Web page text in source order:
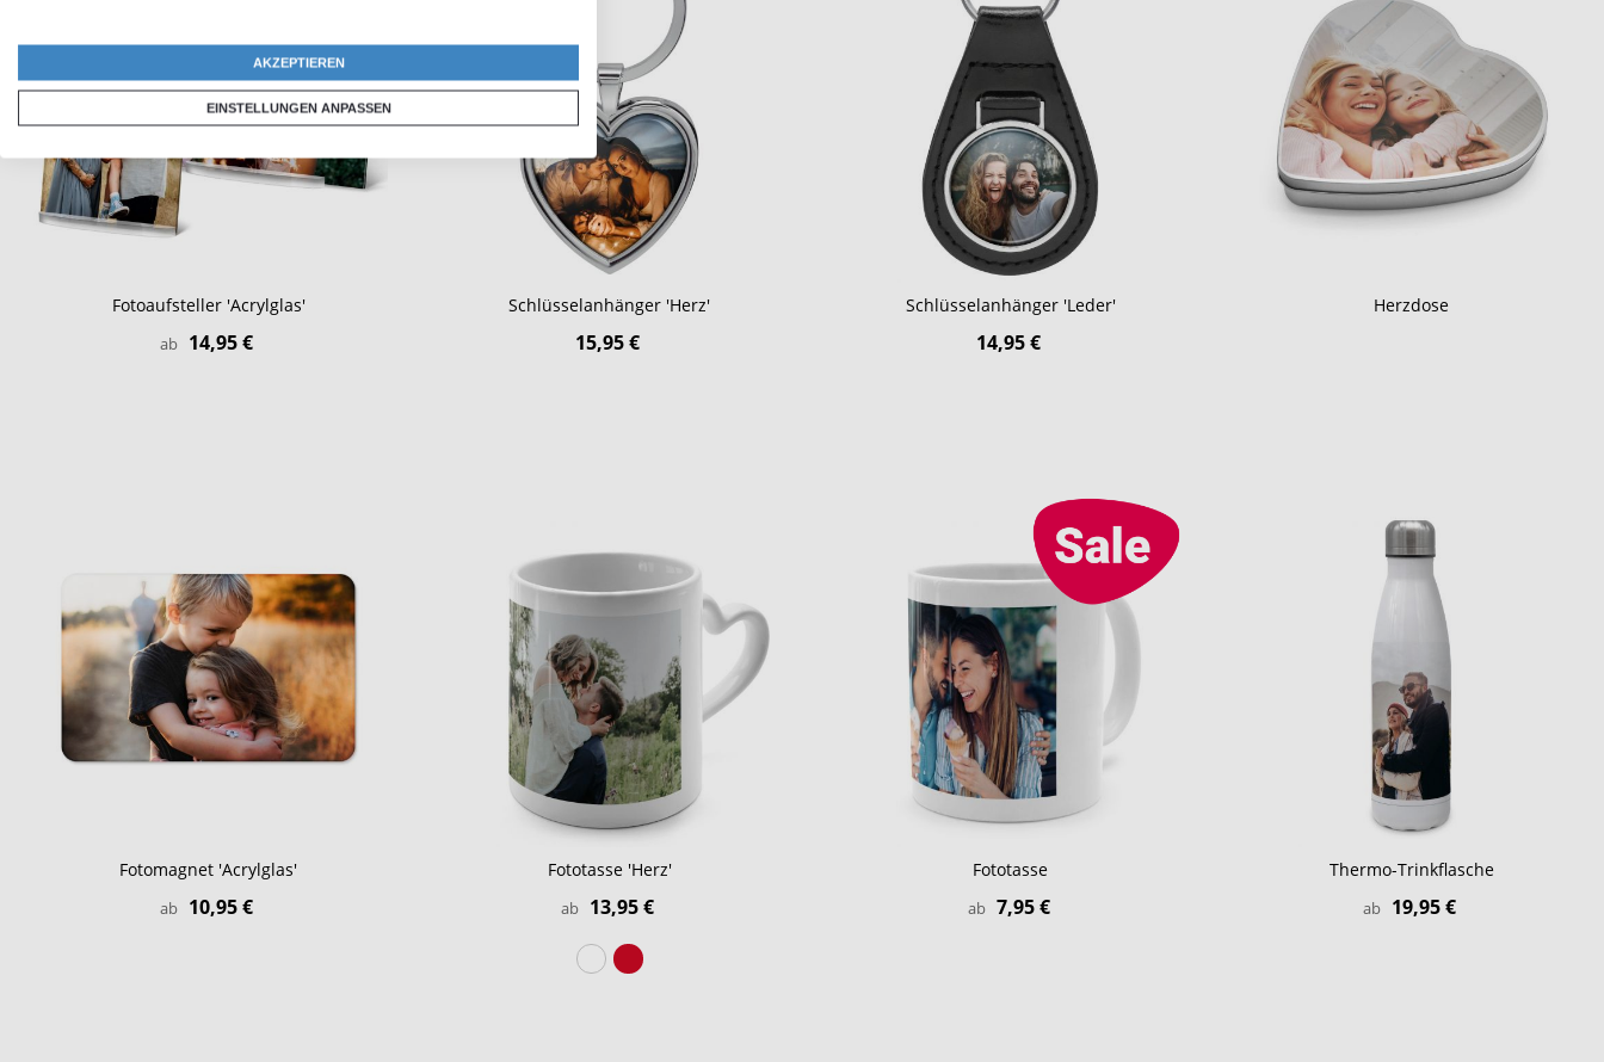
Fotoaufsteller 'Acrylglas'
ab 14,95 €
Schlüsselanhänger 'Herz'
15,95 €
Schlüsselanhänger 'Leder'
14,95 €
Herzdose
Fotomagnet 'Acrylglas'
ab 10,95 €
Fototasse 'Herz'
ab 13,95 €
Fototasse
ab 7,95 €
Thermo-Trinkflasche
ab 19,95 €
AKZEPTIEREN
EINSTELLUNGEN ANPASSEN